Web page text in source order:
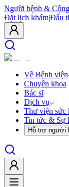
Người bệnh &
Đặt lịch khám|Đấu
Về Bệnh viện
Chuyên khoa
Bác sĩ
Dịch vụ
Thư viện sức
Tin tức & Sự
Hỗ trợ người